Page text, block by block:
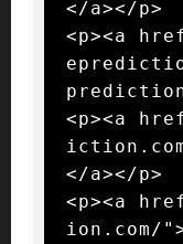
</a></p>
<p><a
<p><a
</a></p>
<p><a
ion.com/